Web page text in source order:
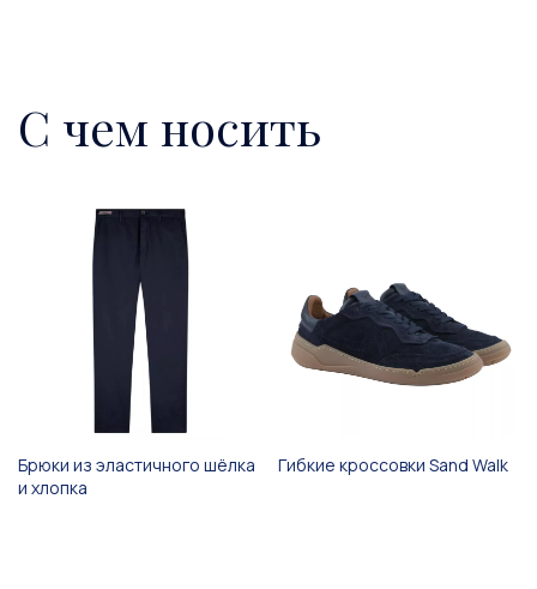
С чем носить
Брюки из эластичного шёлка
и хлопка
Гибкие кроссовки Sand Walk